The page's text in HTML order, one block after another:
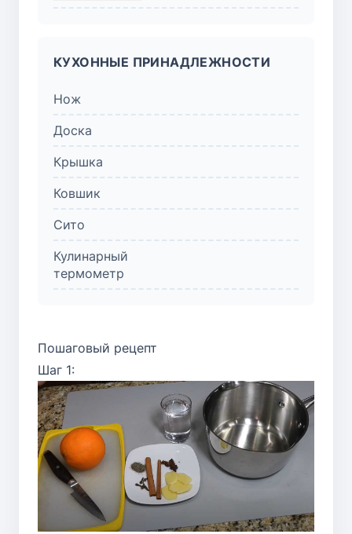
КУХОННЫЕ ПРИНАДЛЕЖНОСТИ
Нож
Доска
Крышка
Ковшик
Сито
Кулинарный
термометр
Пошаговый рецепт
Шаг 1: